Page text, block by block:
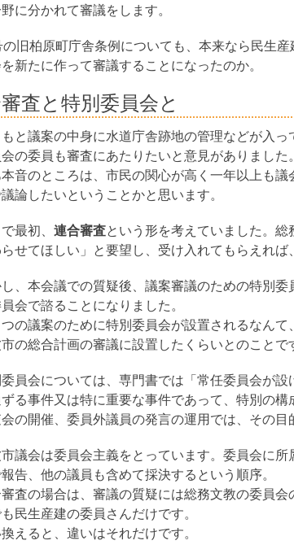
に分かれて審議をします。
旧柏原町庁舎条例についても、本来なら民生
新たに作って審議することになったのか。
査と特別委員会と
と議案の中身に水道庁舎跡地の管理などが入
の委員も審査にあたりたいと意見がありました。
音のところは、市民の関心が高く一年以上も
論したいということかと思います。
最初、 連合審査という形を考えていました。
せてほしい」と要望し、受け入れてもらえれば
、本会議での質疑後、議案審議のための特別
会で諮ることになりました。
の議案のために特別委員会が設置されるなん
の総合計画の審議に設置したくらいとのことで
員会については、専門書では「常任委員会が
る事件又は特に重要な事件であって、特別の
の開催、委員外議員の発言の運用では、その目
議会は委員会主義をとっています。委員会に
告、他の議員も含めて採決するという順序。
査の場合は、審議の質疑には総務文教の委員
民生産建の委員さんだけです。
えると、違いはそれだけです。